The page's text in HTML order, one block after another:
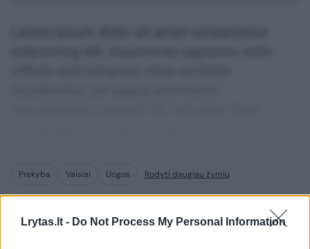
Lrytas.lt - Do Not Process My Personal Information
Prekyba Vaisiai Uogos Rodyti daugiau žymių